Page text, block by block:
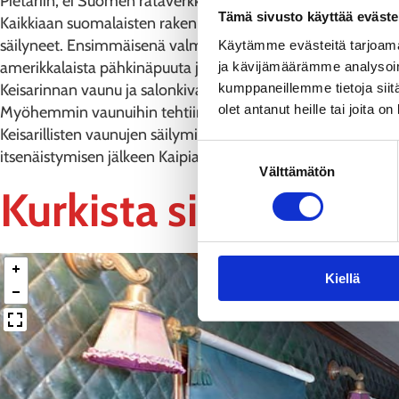
Tämä sivusto käyttää
Käytämme evästeitä
ja kävijämäärämme
kumppaneillemme tietoja
olet antanut heille tai joita
Välttämätön
Kiellä
Kaikkiaan suomalaisten rakennuttamia tai rakentamia
säilyneet. Ensimmäisenä valmistui keisarin vaunu, joka
amerikkalaista pähkinäpuuta ja villasamettia.
Keisarinnan vaunu ja salonkivaunu rakennettiin Helsingin
Myöhemmin vaunuihin tehtiin joitakin muutoksia ja
Keisarillisten vaunujen säilymiseen vaikutti se, että ne
itsenäistymisen jälkeen Kaipiaisten vaunuhallissa Suomen
Kurkista sisään